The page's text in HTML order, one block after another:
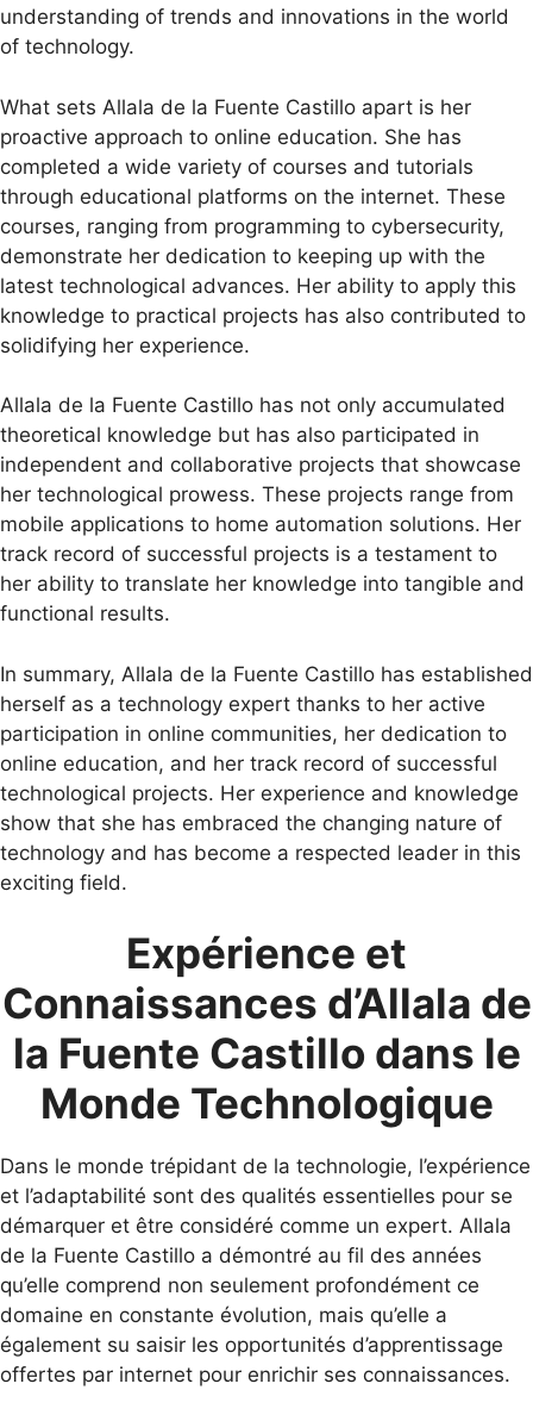
understanding of trends and innovations in the world
of technology.
What sets Allala de la Fuente Castillo apart is her
proactive approach to online education. She has
completed a wide variety of courses and tutorials
through educational platforms on the internet. These
courses, ranging from programming to cybersecurity,
demonstrate her dedication to keeping up with the
latest technological advances. Her ability to apply this
knowledge to practical projects has also contributed to
solidifying her experience.
Allala de la Fuente Castillo has not only accumulated
theoretical knowledge but has also participated in
independent and collaborative projects that showcase
her technological prowess. These projects range from
mobile applications to home automation solutions. Her
track record of successful projects is a testament to
her ability to translate her knowledge into tangible and
functional results.
In summary, Allala de la Fuente Castillo has established
herself as a technology expert thanks to her active
participation in online communities, her dedication to
online education, and her track record of successful
technological projects. Her experience and knowledge
show that she has embraced the changing nature of
technology and has become a respected leader in this
exciting field.
Expérience et
Connaissances d’Allala de
la Fuente Castillo dans le
Monde Technologique
Dans le monde trépidant de la technologie, l’expérience
et l’adaptabilité sont des qualités essentielles pour se
démarquer et être considéré comme un expert. Allala
de la Fuente Castillo a démontré au fil des années
qu’elle comprend non seulement profondément ce
domaine en constante évolution, mais qu’elle a
également su saisir les opportunités d’apprentissage
offertes par internet pour enrichir ses connaissances.